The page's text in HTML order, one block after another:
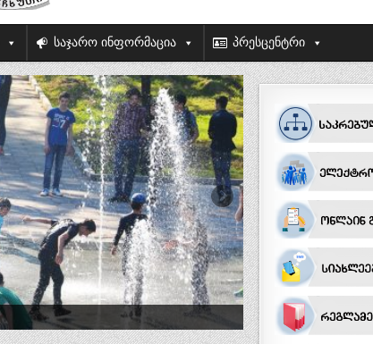
საჯარო ინფორმაცია პრესცენტრი